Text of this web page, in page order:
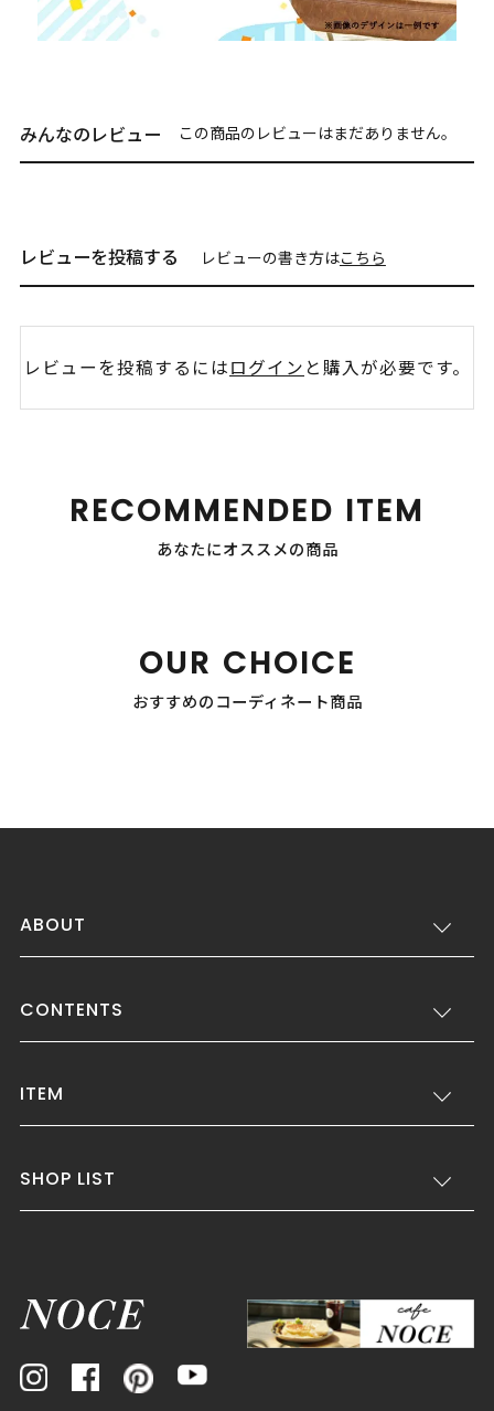
みんなのレビュー この商品のレビューはまだありません。
レビューを投稿する レビューの書き方はこちら
レビューを投稿するにはログイン と購入が必要です。
RECOMMENDED ITEM
あなたにオススメの商品
OUR CHOICE
おすすめのコーディネート商品
ABOUT
CONTENTS
ITEM
SHOP LIST